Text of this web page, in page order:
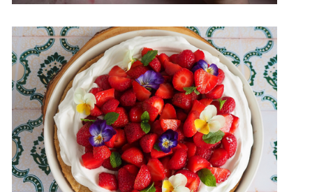
Paras vegaaninen kääretorttu